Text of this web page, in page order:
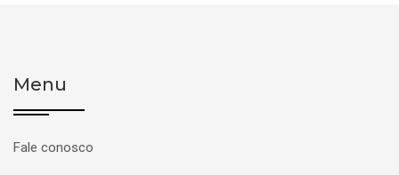
Menu
Fale conosco